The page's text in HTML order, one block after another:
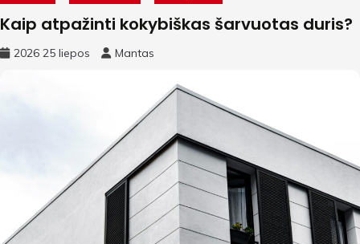
Kaip atpažinti kokybiškas šarvuotas duris?
2026 25 liepos Mantas